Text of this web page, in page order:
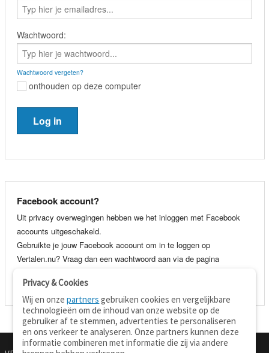
Wachtwoord:
Wachtwoord vergeten?
onthouden op deze computer
Facebook account?
Uit privacy overwegingen hebben we het inloggen met Facebook
accounts uitgeschakeld.
Gebruikte je jouw Facebook account om in te loggen op
Vertalen.nu? Vraag dan een wachtwoord aan via de pagina
je e-mail adres en wachtwoord.
Privacy & Cookies
Wij en onzepartners gebruiken cookies en vergelijkbare
technologieën om de inhoud van onze website op de
gebruiker af te stemmen, advertenties te personaliseren
en ons verkeer te analyseren. Onze partners kunnen deze
informatie combineren met informatie die zij via andere